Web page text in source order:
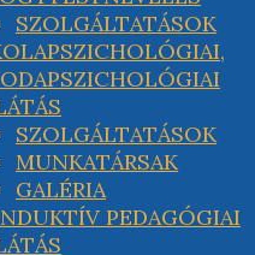
SZOLGÁLTATÁSOK
SZOLGÁLTATÁSOK
MUNKATÁRSAK
GALÉRIA
PEDAGÓGIAI